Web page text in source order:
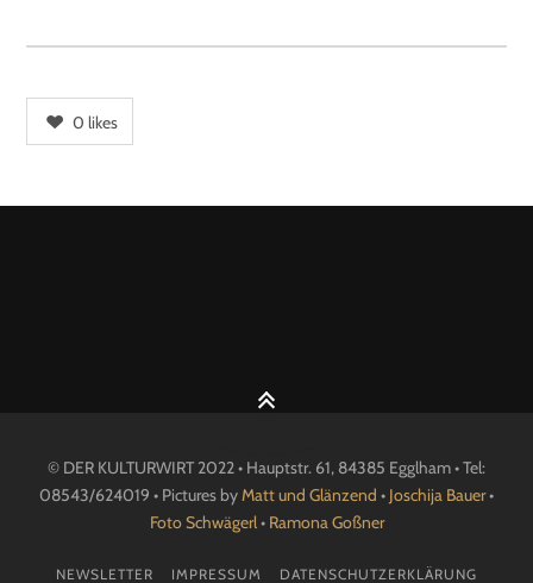
0 likes
© DER KULTURWIRT 2022 • Hauptstr. 61, 84385 Egglham • Tel:
08543/624019 • Pictures byMatt und Glänzend • Joschija Bauer•
Foto Schwägerl• Ramona Goßner
NEWSLETTER IMPRESSUM DATENSCHUTZERKLÄRUNG